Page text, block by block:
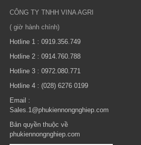
CÔNG TY TNHH VINA AGRI
( giờ hành chính)
Hotline 1 : 0919.356.749
Hotline 2 : 0914.760.788
Hotline 3 : 0972.080.771
Hotline 4 : (028) 6276 0199
Email :
Sales.1@phukiennongnghiep.com
Bản quyền thuộc về
phukiennongnghiep.com